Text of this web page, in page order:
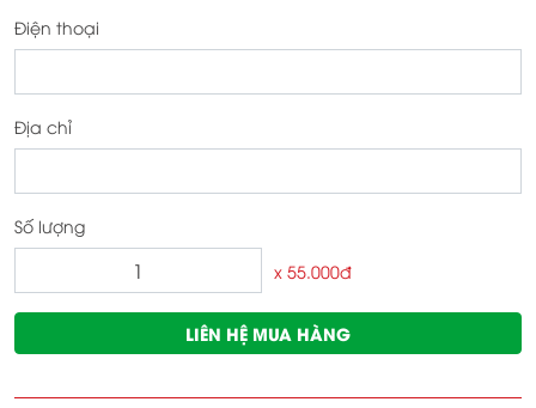
Điện thoại
Địa chỉ
Số lượng
x 55.000đ
LIÊN HỆ MUA HÀNG